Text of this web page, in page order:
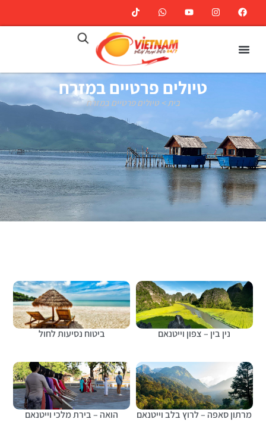
טיולים פרטיים במזרח
בית>טיולים פרטיים במזרח
נין בין – צפון וייטנאם ביטוח נסיעות לחול
מרתון סאפה – לרוץ בלב וייטנאם הואה – בירת מלכי וייטנאם